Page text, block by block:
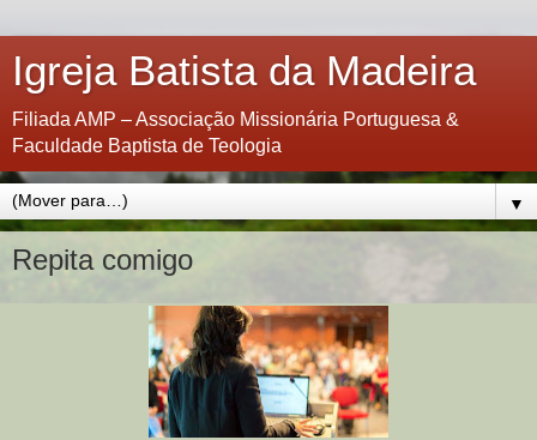
Igreja Batista da Madeira
Filiada AMP – Associação Missionária Portuguesa &
Faculdade Baptista de Teologia
▼
Repita comigo